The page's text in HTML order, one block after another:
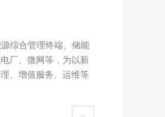
综合管理终端、储能
厂、微网等，为以新
、增值服务、运维等